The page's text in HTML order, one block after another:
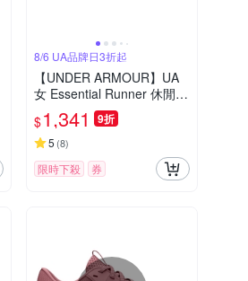
8/6 UA品牌日3折起
【UNDER ARMOUR】UA
女 Essential Runner 休閒慢
跑鞋_3028409-104
$1,341 9折
5 (8)
限時下殺 券